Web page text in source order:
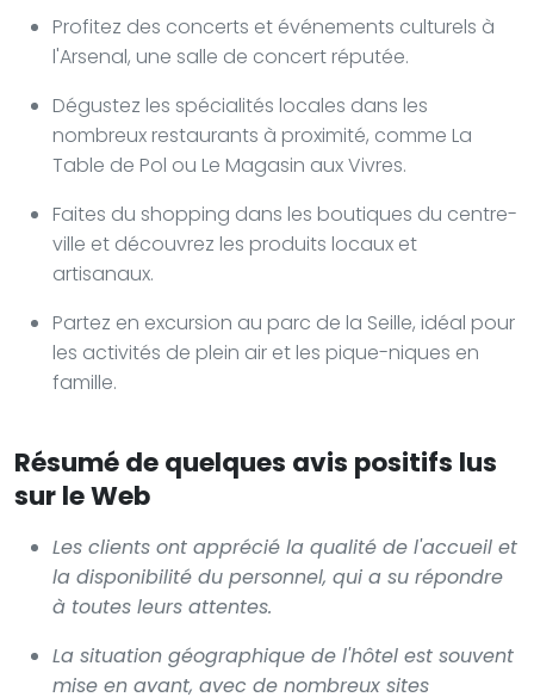
Profitez des concerts et événements culturels à
l'Arsenal, une salle de concert réputée.
Dégustez les spécialités locales dans les
nombreux restaurants à proximité, comme La
Table de Pol ou Le Magasin aux Vivres.
Faites du shopping dans les boutiques du centre-
ville et découvrez les produits locaux et
artisanaux.
Partez en excursion au parc de la Seille, idéal pour
les activités de plein air et les pique-niques en
famille.
Résumé de quelques avis positifs lus
sur le Web
Les clients ont apprécié la qualité de l'accueil et
la disponibilité du personnel, qui a su répondre
à toutes leurs attentes.
La situation géographique de l'hôtel est souvent
mise en avant, avec de nombreux sites